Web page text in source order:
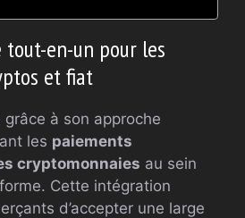
en-un pour les
et fiat
à son approche
les paiements
cryptomonnaies au sein
Cette intégration
d’accepter une large